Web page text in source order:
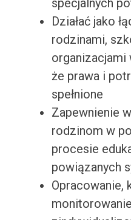
specjalnych
Działać jako
rodzinami,
organizacjami
że prawa i
spełnione
Zapewnienie
rodzinom w
procesie
powiązanych
Opracowanie,
monitorowanie